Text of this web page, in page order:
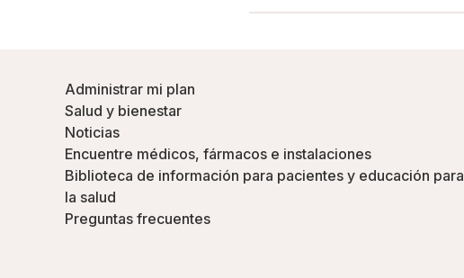
Administrar mi plan
Salud y bienestar
Noticias
Encuentre médicos, fármacos e instalaciones
Biblioteca de información para pacientes y educación para
la salud
Preguntas frecuentes